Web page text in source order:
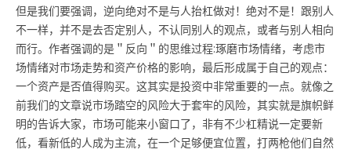
但是我们要强调，逆向绝对不是与人抬杠做对！绝对不是！跟别人
不一样，并不是去否定别人，不认同别人的观点，或者与别人相向
而行。作者强调的是＂反向＂的思维过程:琢磨市场情绪，考虑市
场情绪对市场走势和资产价格的影响，最后形成属于自己的观点：
一个资产是否值得购买。这其实是投资中非常重要的一点。就像之
前我们的文章说市场踏空的风险大于套牢的风险，其实就是旗帜鲜
明的告诉大家，市场可能来小窗口了，非有不少杠精说一定要新
低，看新低的人成为主流，在一个足够便宜位置，打两枪他们自然